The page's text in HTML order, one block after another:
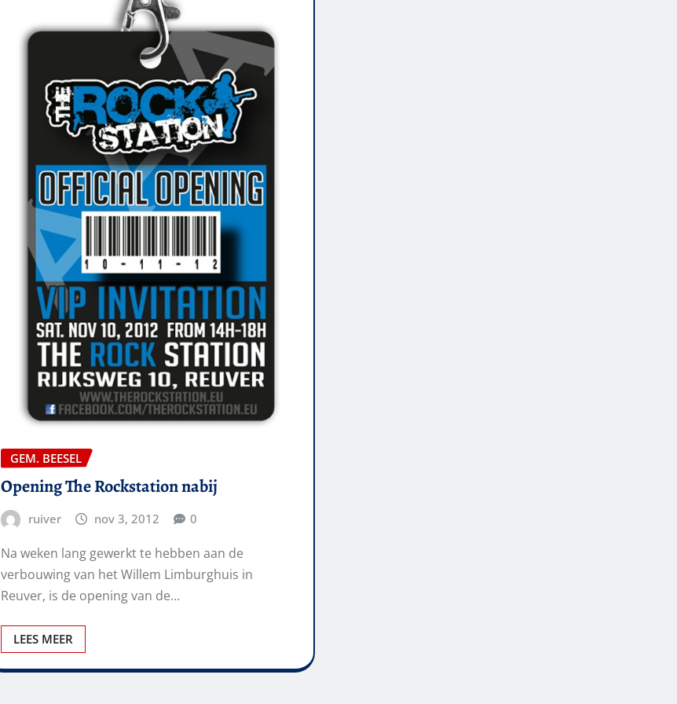
GEM. BEESEL
Opening The Rockstation nabij
ruiver nov 3, 2012 0
Na weken lang gewerkt te hebben aan de
verbouwing van het Willem Limburghuis in
Reuver, is de opening van de…
LEES MEER